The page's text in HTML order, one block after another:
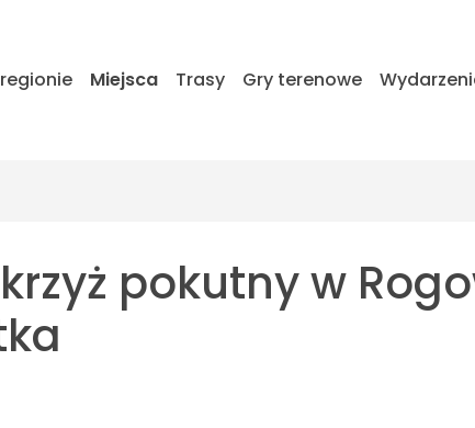
Miejsca Trasy Gry terenowe
pokutny w